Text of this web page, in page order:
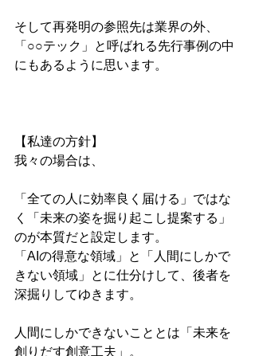
そして再発明の参照先は業界の外、
「○○テック」と呼ばれる先行事例の中
にもあるように思います。
【私達の方針】
我々の場合は、
「全ての人に効率良く届ける」ではな
く「未来の姿を掘り起こし提案する」
のが本質だと設定します。
「AIの得意な領域」と「人間にしかで
きない領域」とに仕分けして、後者を
深掘りしてゆきます。
人間にしかできないこととは「未来を
創りだす創意工夫」。